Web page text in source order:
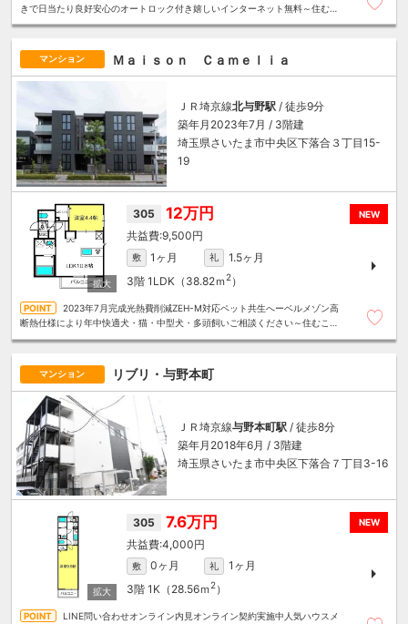
きで日当たり良好安心のオートロック付き嬉しいインターネット無料～住むこ
マンション Ｍａｉｓｏｎ Ｃａｍｅｌｉａ
ＪＲ埼京線北与野駅 / 徒歩9分
築年月2023年7月 / 3階建
埼玉県さいたま市中央区下落合３丁目15-
19
NEW
305 12万円
9,500円
敷 1ヶ月 礼
1.5ヶ月
3階 1LDK（38.82ｍ 2）
2023年7月完成光熱費削減ZEH-M対応ペット共生へーベルメゾン高
断熱仕様により年中快適犬・猫・中型犬・多頭飼いご相談ください～住むこと
マンション リブリ・与野本町
ＪＲ埼京線与野本町駅 / 徒歩8分
築年月2018年6月 / 3階建
埼玉県さいたま市中央区下落合７丁目3-16
NEW
305 7.6万円
4,000円
敷 0ヶ月 礼
1ヶ月
3階 1K（28.56ｍ 2）
LINE問い合わせオンライン内見オンライン契約実施中人気ハウスメ